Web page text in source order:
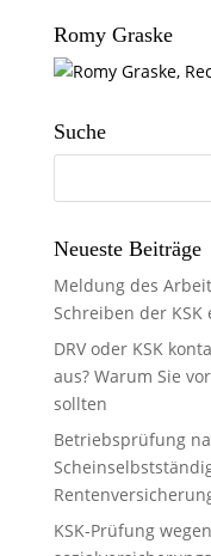
Romy Graske
Suche
Neueste Beiträge
Meldung des
Schreiben der
DRV oder KSK
aus? Warum Sie
sollten
Betriebsprüfung
KSK-Prüfung